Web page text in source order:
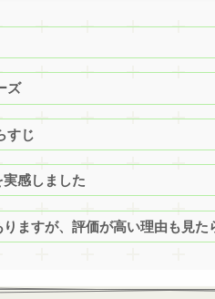
ズ
すじ
感しました
ますが、評価が高い理由も見た